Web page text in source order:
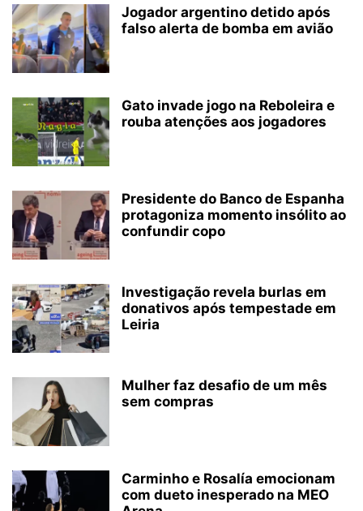
Jogador argentino detido após
falso alerta de bomba em avião
Gato invade jogo na Reboleira e
rouba atenções aos jogadores
Presidente do Banco de Espanha
protagoniza momento insólito ao
confundir copo
Investigação revela burlas em
donativos após tempestade em
Leiria
Mulher faz desafio de um mês
sem compras
Carminho e Rosalía emocionam
com dueto inesperado na MEO